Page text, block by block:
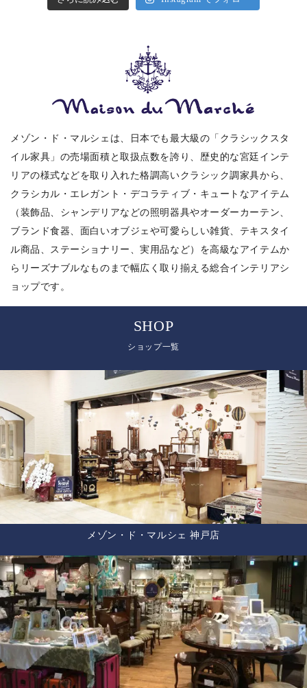
メゾン・ド・マルシェは、日本でも最大級の「クラシックスタ
イル家具」の売場面積と取扱点数を誇り、歴史的な宮廷インテ
リアの様式などを取り入れた格調高いクラシック調家具から、
クラシカル・エレガント・デコラティブ・キュートなアイテム
（装飾品、シャンデリアなどの照明器具やオーダーカーテン、
ブランド食器、面白いオブジェや可愛らしい雑貨、テキスタイ
ル商品、ステーショナリー、実用品など）を高級なアイテムか
らリーズナブルなものまで幅広く取り揃える総合インテリアシ
ョップです。
SHOP
ショップ一覧
メゾン・ド・マルシェ 神戸店